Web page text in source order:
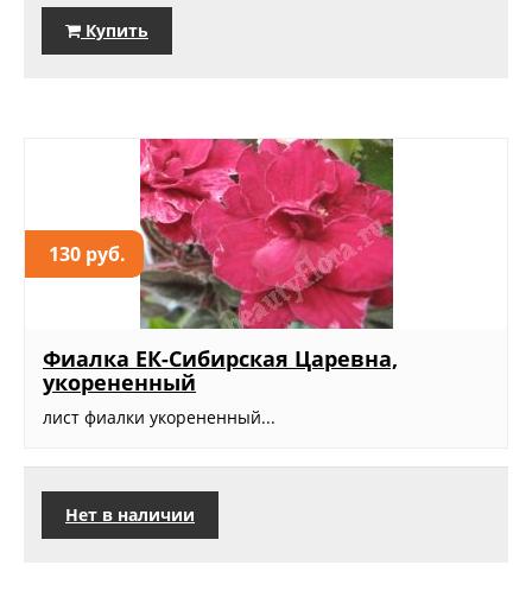
Купить
130 руб.
Фиалка ЕК-Сибирская Царевна,
укорененный
лист фиалки укорененный...
Нет в наличии